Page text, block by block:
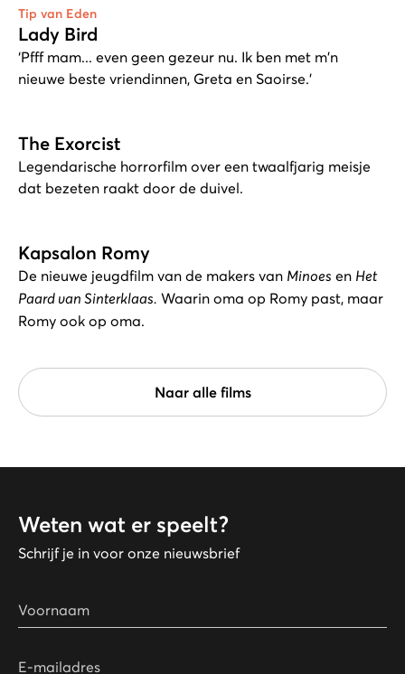
Tip van Eden
Lady Bird
‘Pfff mam... even geen gezeur nu. Ik ben met m'n
nieuwe beste vriendinnen, Greta en Saoirse.’
The Exorcist
Legendarische horrorfilm over een twaalfjarig meisje
dat bezeten raakt door de duivel.
Kapsalon Romy
De nieuwe jeugdfilm van de makers van Minoes en Het
Paard van Sinterklaas. Waarin oma op Romy past, maar
Romy ook op oma.
Naar alle films
Weten wat er speelt?
Schrijf je in voor onze nieuwsbrief
Voornaam
E-mailadres